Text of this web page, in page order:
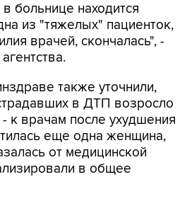
больнице находится
из "тяжелых" пациенток,
врачей, скончалась", -
также уточнили,
в ДТП возросло
к врачам после ухудшения
еще одна женщина,
от медицинской
в общее